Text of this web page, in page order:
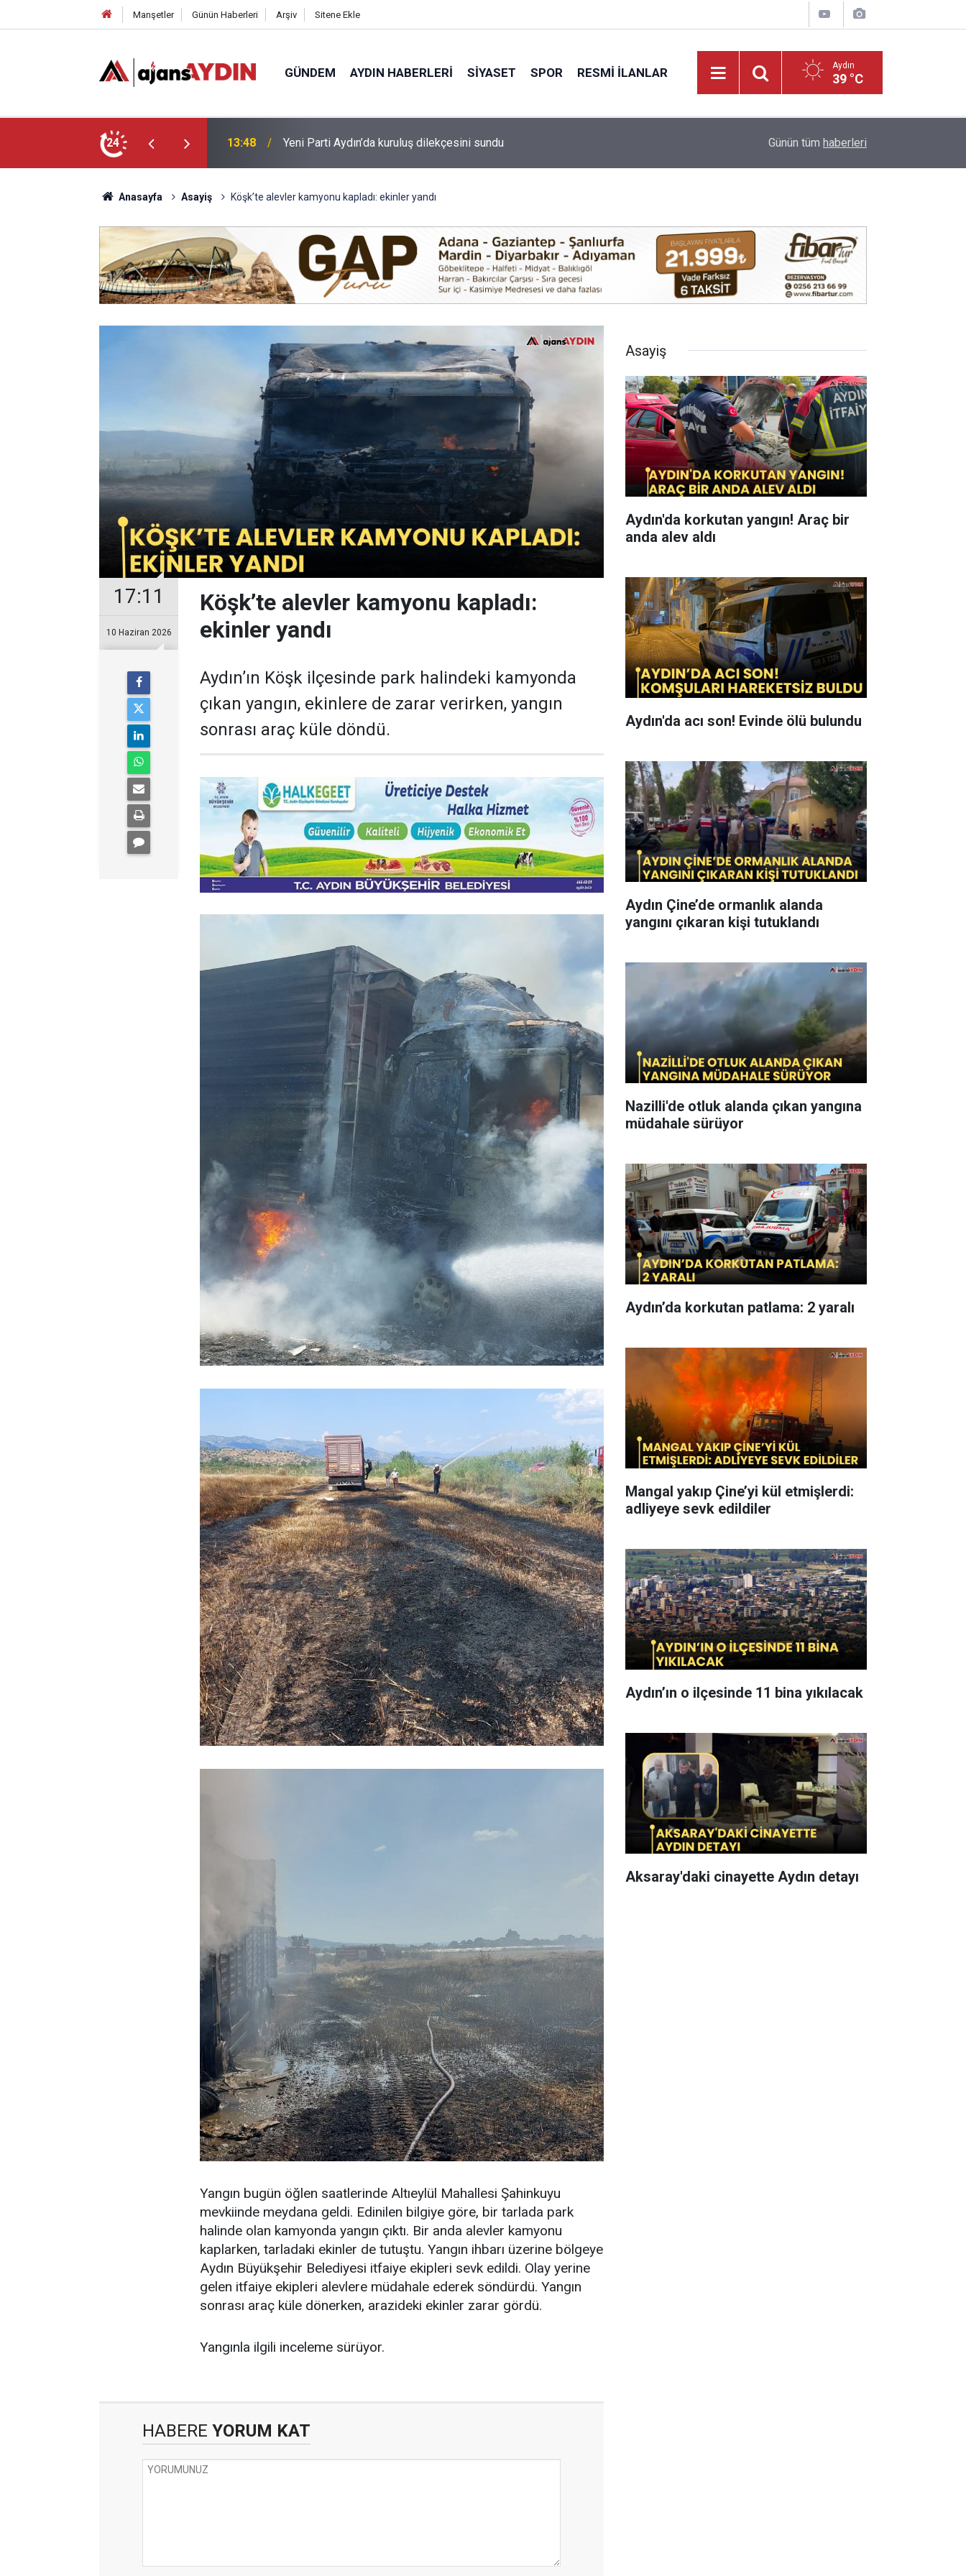
Manşetler Günün Haberleri Arşiv Sitene Ekle
GÜNDEM AYDIN HABERLERI SIYASET SPOR RESMI İLANLAR Aydın
39 °C
24 12:49 Bağarcık Göleti hayvancılığın su ihtiyacını karşılayacak Aydın'da korkutan yangın! Araç bir anda alev aldı
Günün tüm haberleri
Anasayfa Asayiş Köşk’te alevler kamyonu kapladı: ekinler yandı
17:11
10 Haziran 2026
Köşk’te alevler kamyonu kapladı:
ekinler yandı
Aydın’ın Köşk ilçesinde park halindeki kamyonda
çıkan yangın, ekinlere de zarar verirken, yangın
sonrası araç küle döndü.
Yangın bugün öğlen saatlerinde Altıeylül Mahallesi Şahinkuyu
mevkiinde meydana geldi. Edinilen bilgiye göre, bir tarlada park
halinde olan kamyonda yangın çıktı. Bir anda alevler kamyonu
kaplarken, tarladaki ekinler de tutuştu. Yangın ihbarı üzerine bölgeye
Aydın Büyükşehir Belediyesi itfaiye ekipleri sevk edildi. Olay yerine
gelen itfaiye ekipleri alevlere müdahale ederek söndürdü. Yangın
sonrası araç küle dönerken, arazideki ekinler zarar gördü.
Yangınla ilgili inceleme sürüyor.
HABERE YORUM KAT
Asayiş
Aydın'da korkutan yangın! Araç bir
anda alev aldı
Aydın'da acı son! Evinde ölü bulundu
Aydın Çine’de ormanlık alanda
yangını çıkaran kişi tutuklandı
Nazilli'de otluk alanda çıkan yangına
müdahale sürüyor
Aydın’da korkutan patlama: 2 yaralı
Mangal yakıp Çine’yi kül etmişlerdi:
adliyeye sevk edildiler
Aydın’ın o ilçesinde 11 bina yıkılacak
Aksaray'daki cinayette Aydın detayı